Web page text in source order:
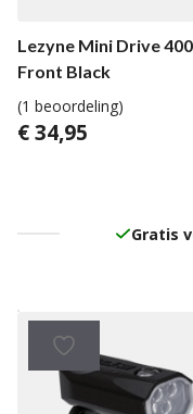
Lezyne Mini Drive
Front Black
(1 beoordeling)
€34,95
Gratis